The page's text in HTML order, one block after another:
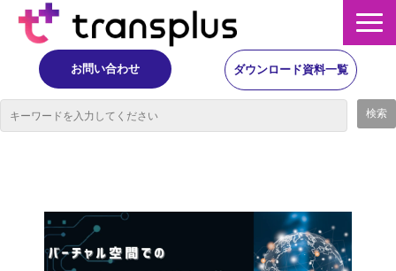
お問い合わせ ダウンロード資料一覧